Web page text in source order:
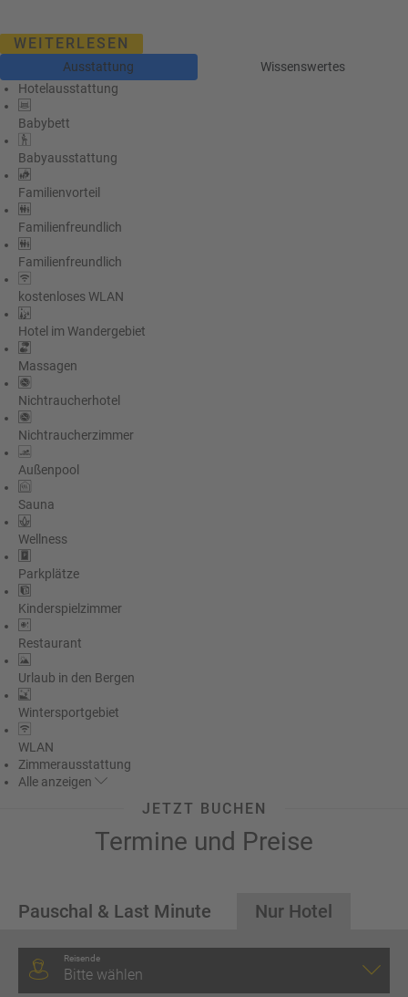
WEITERLESEN
Ausstattung
Wissenswertes
Hotelausstattung
Babybett
Babyausstattung
Familienvorteil
Familienfreundlich
Familienfreundlich
kostenloses WLAN
Hotel im Wandergebiet
Massagen
Nichtraucherhotel
Nichtraucherzimmer
Außenpool
Sauna
Wellness
Parkplätze
Kinderspielzimmer
Restaurant
Urlaub in den Bergen
Wintersportgebiet
WLAN
Zimmerausstattung
Alle anzeigen
JETZT BUCHEN
Termine und Preise
Pauschal & Last Minute Nur Hotel
Reisende
Bitte wählen